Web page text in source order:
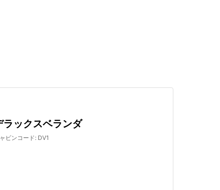
ラックスベランダ
ビンコード: DV1